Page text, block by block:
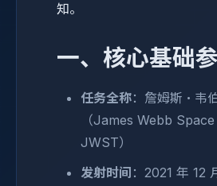
知。
一、核心基础
任务全称：詹姆斯・韦
（James Webb Space
JWST）
发射时间 ：2021 年 12